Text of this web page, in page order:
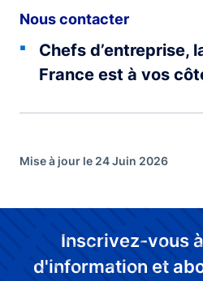
Nous contacter
Chefs d’entreprise,
France est à vos
Mise à jour le 24 Juin 2026
Inscrivez-vous
d'information et